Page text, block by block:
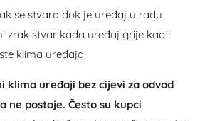
se stvara dok je uređaj u radu
zrak stvar kada uređaj grije kao i
klima uređaja.
klima uređaji bez cijevi za odvod
postoje. Često su kupci